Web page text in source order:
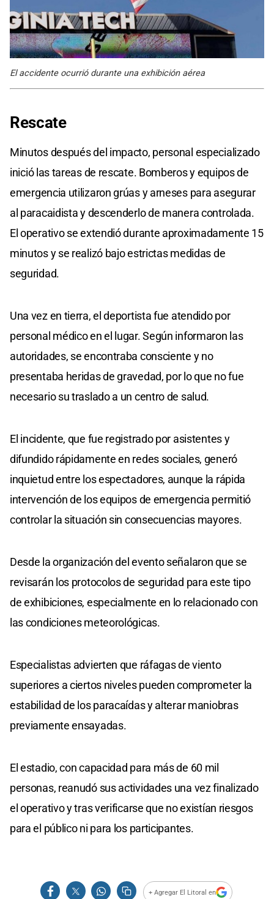
El accidente ocurrió durante una exhibición aérea
Rescate
Minutos después del impacto, personal especializado
inició las tareas de rescate. Bomberos y equipos de
emergencia utilizaron grúas y arneses para asegurar
al paracaidista y descenderlo de manera controlada.
El operativo se extendió durante aproximadamente 15
minutos y se realizó bajo estrictas medidas de
seguridad.
Una vez en tierra, el deportista fue atendido por
personal médico en el lugar. Según informaron las
autoridades, se encontraba consciente y no
presentaba heridas de gravedad, por lo que no fue
necesario su traslado a un centro de salud.
El incidente, que fue registrado por asistentes y
difundido rápidamente en redes sociales, generó
inquietud entre los espectadores, aunque la rápida
intervención de los equipos de emergencia permitió
controlar la situación sin consecuencias mayores.
Desde la organización del evento señalaron que se
revisarán los protocolos de seguridad para este tipo
de exhibiciones, especialmente en lo relacionado con
las condiciones meteorológicas.
Especialistas advierten que ráfagas de viento
superiores a ciertos niveles pueden comprometer la
estabilidad de los paracaídas y alterar maniobras
previamente ensayadas.
El estadio, con capacidad para más de 60 mil
personas, reanudó sus actividades una vez finalizado
el operativo y tras verificarse que no existían riesgos
para el público ni para los participantes.
+ Agregar El Litoral en